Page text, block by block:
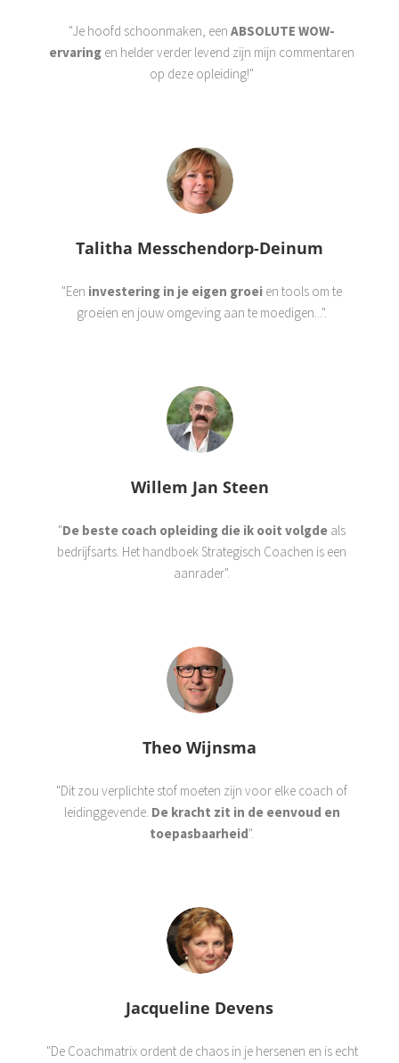
"Je hoofd schoonmaken, een ABSOLUTE WOW-
ervaring en helder verder levend zijn mijn commentaren
op deze opleiding!"
Talitha Messchendorp-Deinum
"Een investering in je eigen groei en tools om te
groeien en jouw omgeving aan te moedigen...".
Willem Jan Steen
"De beste coach opleiding die ik ooit volgde als
bedrijfsarts. Het handboek Strategisch Coachen is een
aanrader".
Theo Wijnsma
"Dit zou verplichte stof moeten zijn voor elke coach of
leidinggevende. De kracht zit in de eenvoud en
toepasbaarheid".
Jacqueline Devens
"De Coachmatrix ordent de chaos in je hersenen en is echt